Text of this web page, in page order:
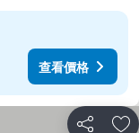
查看價格